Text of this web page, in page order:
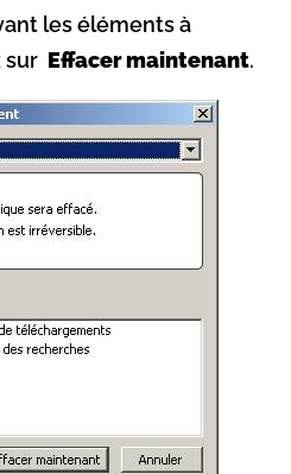
les éléments à
sur Effacer maintenant.